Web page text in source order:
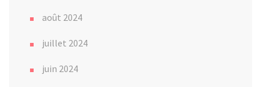
août 2024
juillet 2024
juin 2024